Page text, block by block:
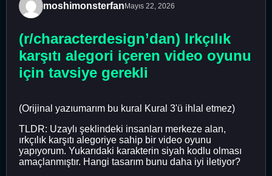
moshimonsterfan Mayıs 22, 2026
(r/characterdesign’dan) Irkçılık
karşıtı alegori içeren video oyunu
için tavsiye gerekli
(Orijinal yazıumarım bu kural Kural 3'ü ihlal etmez)
TLDR: Uzaylı şeklindeki insanları merkeze alan,
ırkçılık karşıtı alegoriye sahip bir video oyunu
yapıyorum. Yukarıdaki karakterin siyah kodlu olması
amaçlanmıştır. Hangi tasarım bunu daha iyi iletiyor?